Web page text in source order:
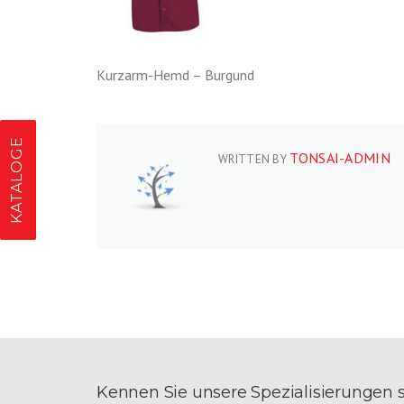
Kurzarm-Hemd – Burgund
WRITTEN BY TONSAI-ADMIN
KATALOGE
Kennen Sie unsere Spezialisierungen